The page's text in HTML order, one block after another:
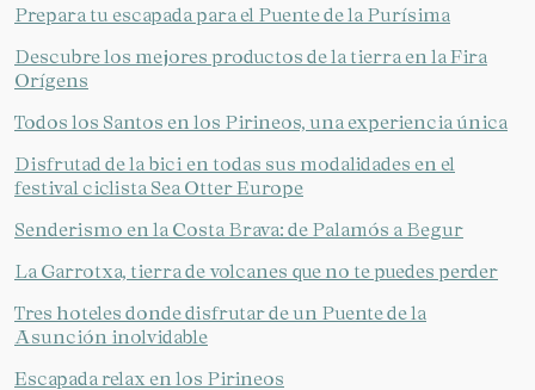
Prepara tu escapada para el Puente de la Purísima
Descubre los mejores productos de la tierra en la Fira
Orígens
Todos los Santos en los Pirineos, una experiencia única
Disfrutad de la bici en todas sus modalidades en el
festival ciclista Sea Otter Europe
Senderismo en la Costa Brava: de Palamós a Begur
La Garrotxa, tierra de volcanes que no te puedes perder
Tres hoteles donde disfrutar de un Puente de la
Asunción inolvidable
Escapada relax en los Pirineos